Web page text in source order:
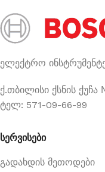
ელექტრო
ქ.თბილისი ქსნის ქუჩა
ტელ: 571-09-66-99
სერვისები
გადახდის მეთოდები